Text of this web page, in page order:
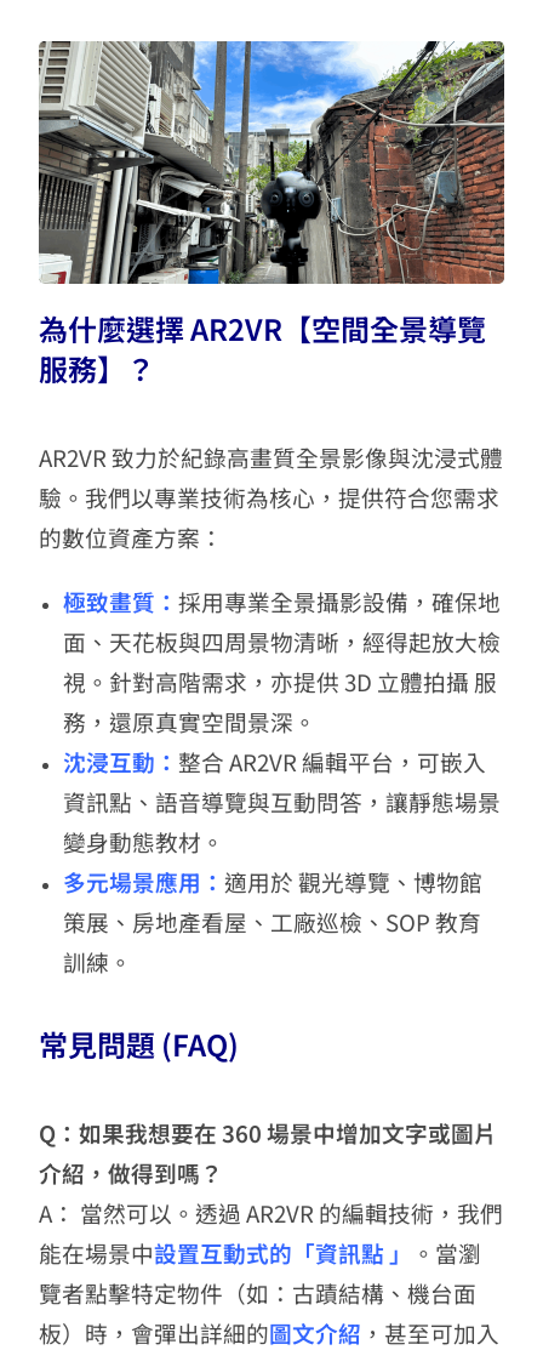
為什麼選擇 AR2VR【空間全景導覽
服務】？
AR2VR 致力於紀錄高畫質全景影像與沈浸式體
驗。我們以專業技術為核心，提供符合您需求
的數位資產方案：
極致畫質：採用專業全景攝影設備，確保地
面、天花板與四周景物清晰，經得起放大檢
視。針對高階需求，亦提供 3D 立體拍攝 服
務，還原真實空間景深。
沈浸互動： 整合 AR2VR 編輯平台，可嵌入
資訊點、語音導覽與互動問答，讓靜態場景
變身動態教材。
多元場景應用：適用於 觀光導覽、博物館
策展、房地產看屋、工廠巡檢、SOP 教育
訓練。
常見問題 (FAQ)
Q：如果我想要在 360 場景中增加文字或圖片
介紹，做得到嗎？
A： 當然可以。透過 AR2VR 的編輯技術，我們
能在場景中設置互動式的「資訊點 」
。當瀏
覽者點擊特定物件（如：古蹟結構、機台面
板）時，會彈出詳細的圖文介紹 ，甚至可加入